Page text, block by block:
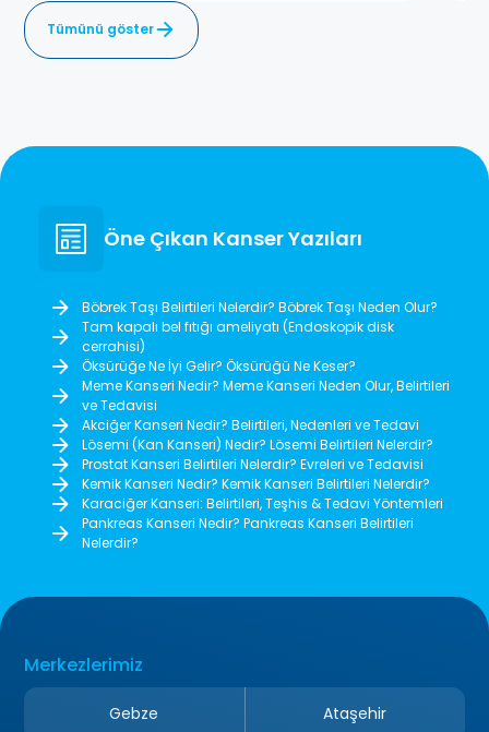
Tümünü göster
Öne Çıkan Kanser Yazıları
Böbrek Taşı Belirtileri Nelerdir? Böbrek Taşı Neden Olur?
Tam kapalı bel fıtığı ameliyatı (Endoskopik disk
cerrahisi)
Öksürüğe Ne İyi Gelir? Öksürüğü Ne Keser?
Meme Kanseri Nedir? Meme Kanseri Neden Olur, Belirtileri
ve Tedavisi
Akciğer Kanseri Nedir? Belirtileri, Nedenleri ve Tedavi
Lösemi (Kan Kanseri) Nedir? Lösemi Belirtileri Nelerdir?
Prostat Kanseri Belirtileri Nelerdir? Evreleri ve Tedavisi
Kemik Kanseri Nedir? Kemik Kanseri Belirtileri Nelerdir?
Karaciğer Kanseri: Belirtileri, Teşhis & Tedavi Yöntemleri
Pankreas Kanseri Nedir? Pankreas Kanseri Belirtileri
Nelerdir?
Merkezlerimiz
Gebze
Ataşehir